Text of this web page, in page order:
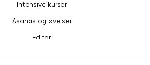
Intensive kurser
Asanas og øvelser
Editor